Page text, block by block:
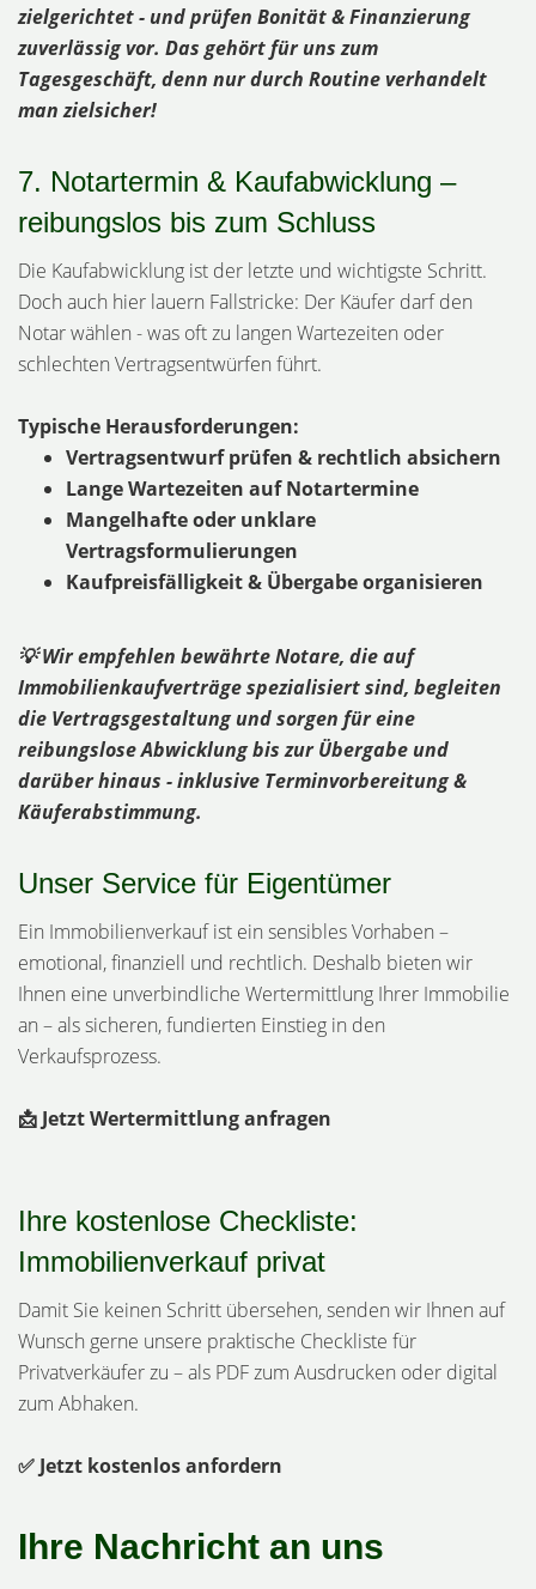
zielgerichtet - und prüfen Bonität & Finanzierung
zuverlässig vor. Das gehört für uns zum
Tagesgeschäft, denn nur durch Routine verhandelt
man zielsicher!
7. Notartermin & Kaufabwicklung –
reibungslos bis zum Schluss
Die Kaufabwicklung ist der letzte und wichtigste Schritt.
Doch auch hier lauern Fallstricke: Der Käufer darf den
Notar wählen - was oft zu langen Wartezeiten oder
schlechten Vertragsentwürfen führt.
Typische Herausforderungen:
Vertragsentwurf prüfen & rechtlich absichern
Lange Wartezeiten auf Notartermine
Mangelhafte oder unklare
Vertragsformulierungen
Kaufpreisfälligkeit & Übergabe organisieren
💡 Wir empfehlen bewährte Notare, die auf
Immobilienkaufverträge spezialisiert sind, begleiten
die Vertragsgestaltung und sorgen für eine
reibungslose Abwicklung bis zur Übergabe und
darüber hinaus - inklusive Terminvorbereitung &
Käuferabstimmung.
Unser Service für Eigentümer
Ein Immobilienverkauf ist ein sensibles Vorhaben –
emotional, finanziell und rechtlich. Deshalb bieten wir
Ihnen eine unverbindliche Wertermittlung Ihrer Immobilie
an – als sicheren, fundierten Einstieg in den
Verkaufsprozess.
📩 Jetzt Wertermittlung anfragen
Ihre kostenlose Checkliste:
Immobilienverkauf privat
Damit Sie keinen Schritt übersehen, senden wir Ihnen auf
Wunsch gerne unsere praktische Checkliste für
Privatverkäufer zu – als PDF zum Ausdrucken oder digital
zum Abhaken.
✅ Jetzt kostenlos anfordern
Ihre Nachricht an uns